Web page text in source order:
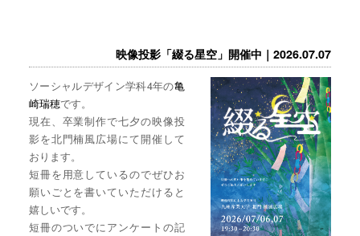
映像投影「綴る星空」開催中｜2026.07.07
ソーシャルデザイン学科4年の亀
崎瑞穂です。
現在、卒業制作で七夕の映像投
影を北門楠風広場にて開催して
おります。
短冊を用意しているのでぜひお
願いごとを書いていただけると
嬉しいです。
短冊のついでにアンケートの記